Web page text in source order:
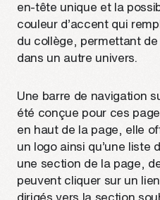
en-tête unique et la
couleur d’accent qui
du collège, permettant
dans un autre univers.
Une barre de navigation
été conçue pour ces
en haut de la page, elle
un logo ainsi qu’une liste
une section de la page,
peuvent cliquer sur un
dirigés vers la section